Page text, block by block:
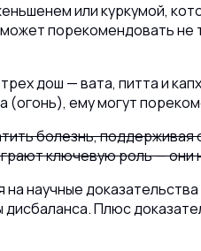
или куркумой,
порекомендовать не
дош — вата, питта и
(огонь), ему могут
болезнь, поддерживая
ключевую роль — они
научные
Плюс